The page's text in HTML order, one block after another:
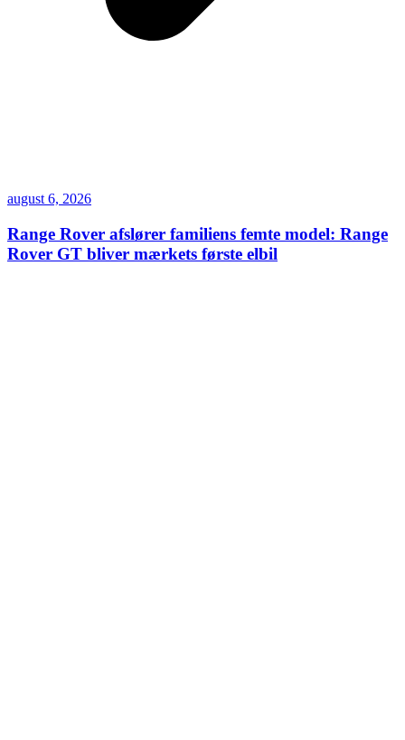
august 6, 2026
Range Rover afslører familiens femte model: Range
Rover GT bliver mærkets første elbil